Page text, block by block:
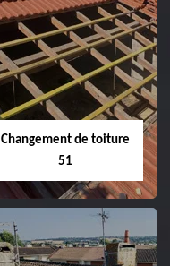
Hydrofuge toiture
51
Changement de toiture
51